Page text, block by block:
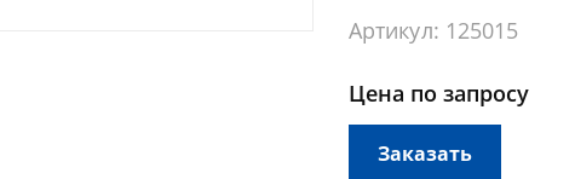
Артикул: 125015
Цена по запросу
Заказать